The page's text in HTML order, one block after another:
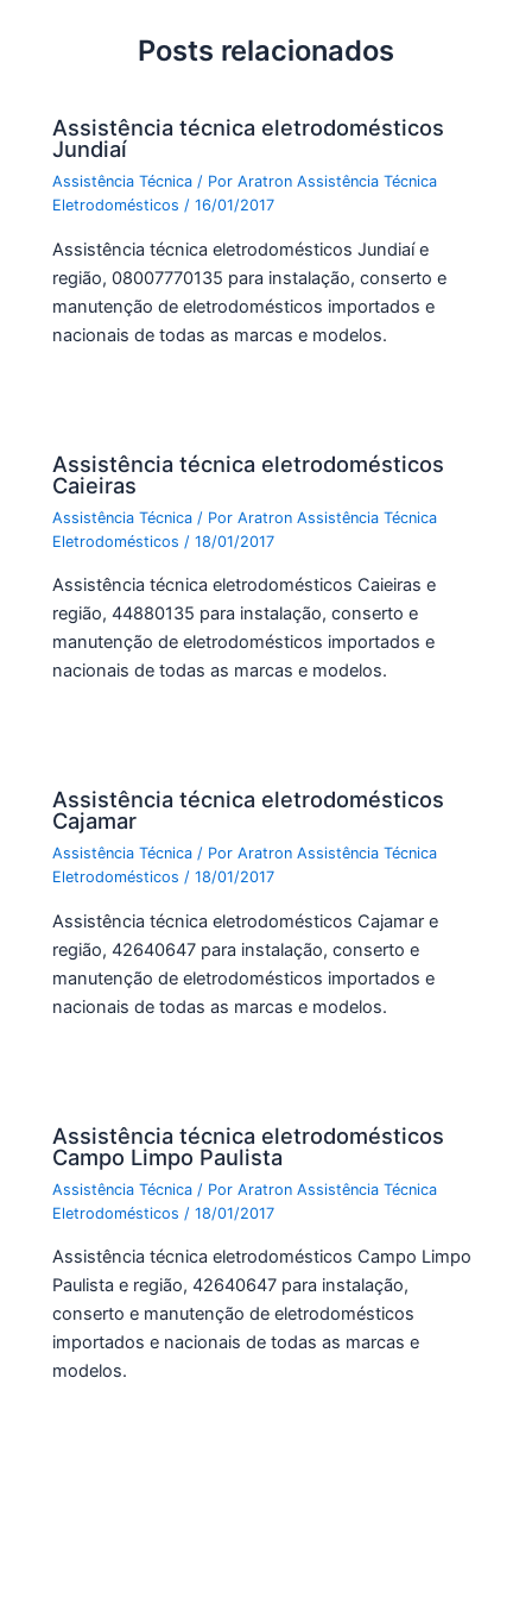
k
p
p
Posts relacionados
Assistência técnica eletrodomésticos
Jundiaí
Assistência Técnica / PorAratron Assistência Técnica
Eletrodomésticos/16/01/2017
Assistência técnica eletrodomésticos Jundiaí e
região, 08007770135 para instalação, conserto e
manutenção de eletrodomésticos importados e
nacionais de todas as marcas e modelos.
Assistência técnica eletrodomésticos
Caieiras
Assistência Técnica / PorAratron Assistência Técnica
Eletrodomésticos /18/01/2017
Assistência técnica eletrodomésticos Caieiras e
região, 44880135 para instalação, conserto e
manutenção de eletrodomésticos importados e
nacionais de todas as marcas e modelos.
Assistência técnica eletrodomésticos
Cajamar
Assistência Técnica / PorAratron Assistência Técnica
Eletrodomésticos/18/01/2017
Assistência técnica eletrodomésticos Cajamar e
região, 42640647 para instalação, conserto e
manutenção de eletrodomésticos importados e
nacionais de todas as marcas e modelos.
Assistência técnica eletrodomésticos
Campo Limpo Paulista
Assistência Técnica / PorAratron Assistência Técnica
Eletrodomésticos /18/01/2017
Assistência técnica eletrodomésticos Campo Limpo
Paulista e região, 42640647 para instalação,
conserto e manutenção de eletrodomésticos
importados e nacionais de todas as marcas e
modelos.